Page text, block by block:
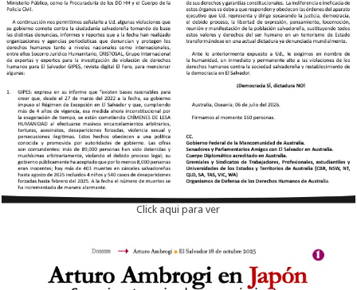
Click aqui para ver